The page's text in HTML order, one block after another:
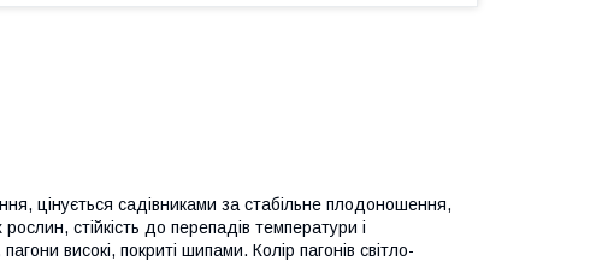
цінується садівниками за стабільне плодоношення,
стійкість до перепадів температури і
високі, покриті шипами. Колір пагонів світло-